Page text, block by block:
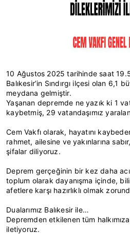
10 Ağustos 2025 tarihinde saat
Balıkesir’in Sındırgı ilçesi olan 6,1
meydana gelmiştir.
Yaşanan depremde ne yazık ki 1
kaybetmiş, 29 vatandaşımız
Cem Vakfı olarak, hayatını
rahmet, ailesine ve yakınlarına
şifalar diliyoruz.
Deprem gerçeğinin bir kez daha
toplum olarak dayanışma içinde,
afetlere karşı hazırlıklı olmak
Dualarımız Balıkesir ile…
Depremden etkilenen tüm
iletiyoruz.